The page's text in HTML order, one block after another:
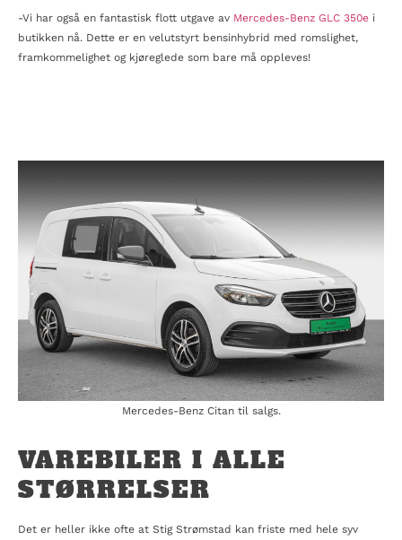
-Vi har også en fantastisk flott utgave av Mercedes-Benz GLC 350e i
butikken nå. Dette er en velutstyrt bensinhybrid med romslighet,
framkommelighet og kjøreglede som bare må oppleves!
Mercedes-Benz Citan til salgs.
VAREBILER I ALLE
STØRRELSER
Det er heller ikke ofte at Stig Strømstad kan friste med hele syv